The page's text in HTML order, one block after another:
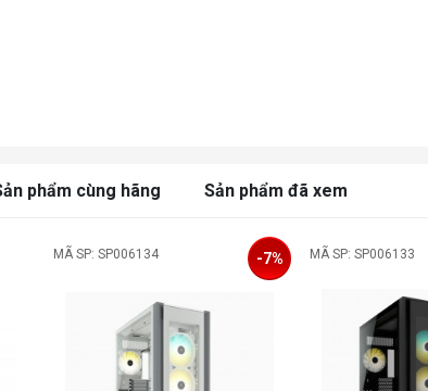
phẩm cùng hãng Sản phẩm đã xem
MÃ SP: SP006134 -7% MÃ SP: SP006133